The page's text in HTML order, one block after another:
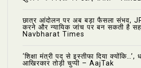
छात्र आंदोलन पर अब बड़ा फैसला संभव,
करने और न्यायिक जांच पर बन सकती है
Navbharat Times
‘शिक्षा मंत्री पद से इस्तीफा दिया क्योंकि…’,
आखिरकार तोड़ी चुप्पी – AajTak